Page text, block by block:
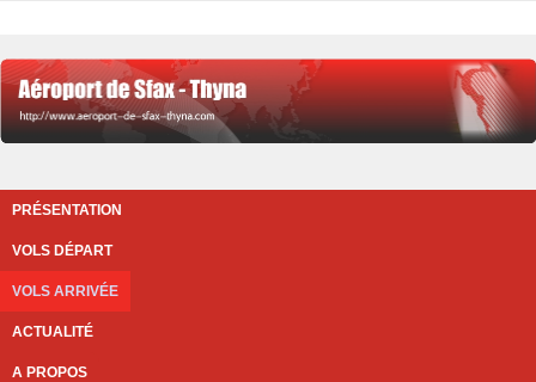
PRÉSENTATION
VOLS DÉPART
VOLS ARRIVÉE
ACTUALITÉ
A PROPOS